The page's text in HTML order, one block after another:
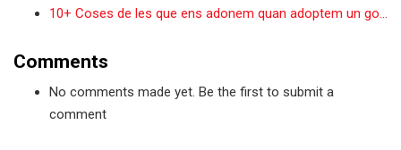
10+ Coses de les que ens adonem quan adoptem un go...
Comments
No comments made yet. Be the first to submit a
comment